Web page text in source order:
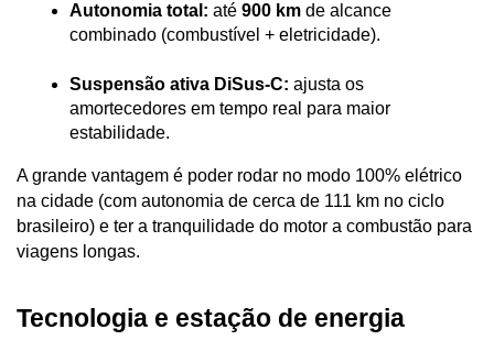
Autonomia total: até 900 km de alcance
combinado (combustível + eletricidade).
Suspensão ativa DiSus-C: ajusta os
amortecedores em tempo real para maior
estabilidade.
A grande vantagem é poder rodar no modo 100% elétrico
na cidade (com autonomia de cerca de 111 km no ciclo
brasileiro) e ter a tranquilidade do motor a combustão para
viagens longas.
Tecnologia e estação de energia